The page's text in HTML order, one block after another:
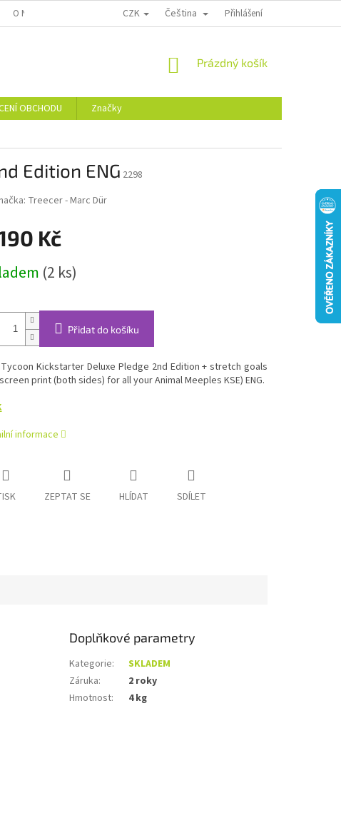
O NÁS VĚRNOSTNÍ SLEVY HODNOCENÍ OBCHODU
CZK Čeština Přihlášení
NÁKUPNÍ
Prázdný košík
OBCHODU
Značky
Edition ENG 2298
Treecer - Marc Dür
Kč
(2 ks)
Přidat do košíku
Kickstarter Deluxe Pledge 2nd Edition + stretch goals
print (both sides) for all your Animal Meeples KSE) ENG.
informace
ZEPTAT SE HLÍDAT SDÍLET
Doplňkové parametry
Kategorie:
SKLADEM
Záruka:
2 roky
Hmotnost: 4 kg